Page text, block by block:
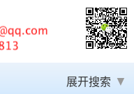
展开搜索